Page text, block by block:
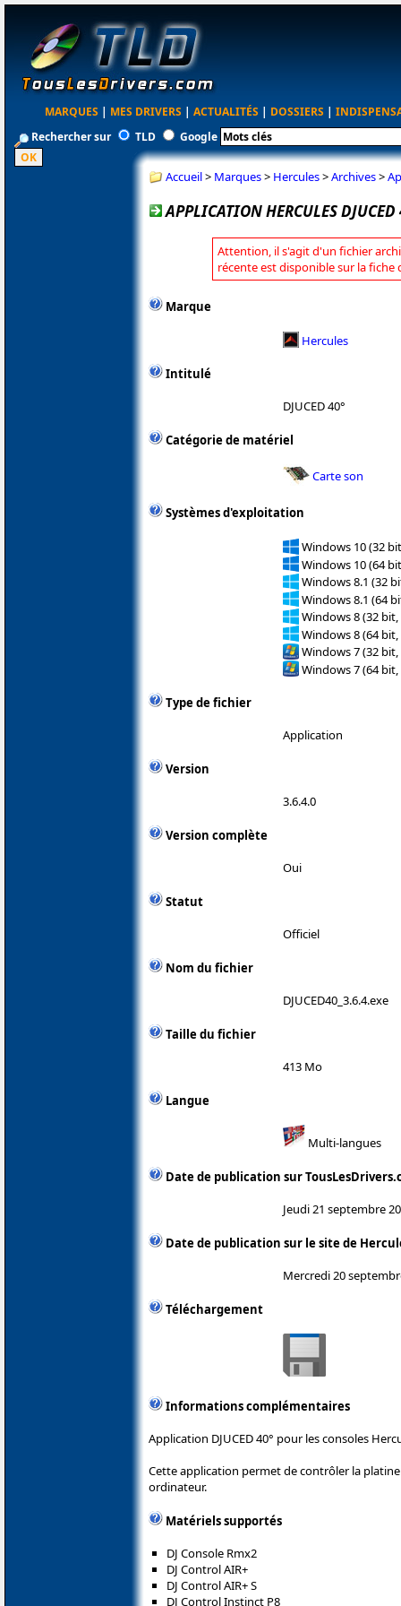
MARQUES | MES DRIVERS | ACTUALITÉS | DOSSIERS |
Rechercher sur
TLD Google
Accueil> Marques> Hercules>Archives>
APPLICATION HERCULES
Attention, il s'agit d'un fichier
récente est disponible sur la fiche
Marque
Hercules
Intitulé
DJUCED 40°
Catégorie de matériel
Carte son
Systèmes d'exploitation
Windows 10 (32
Windows 10 (64
Windows 8.1 (32
Windows 8.1 (64
Windows 8 (32 bit,
Windows 8 (64 bit,
Windows 7 (32 bit,
Windows 7 (64 bit,
Type de fichier
Application
Version
3.6.4.0
Version complète
Oui
Statut
Officiel
Nom du fichier
DJUCED40_3.6.4.exe
Taille du fichier
413 Mo
Langue
Multi-langues
Date de publication sur
Jeudi 21 septembre
Date de publication sur le site de
Mercredi 20
Téléchargement
Informations complémentaires
Application DJUCED 40° pour les consoles
Cette application permet de contrôler la
ordinateur.
Matériels supportés
DJ Console Rmx2
DJ Control AIR+
DJ Control AIR+ S
DJ Control Instinct P8